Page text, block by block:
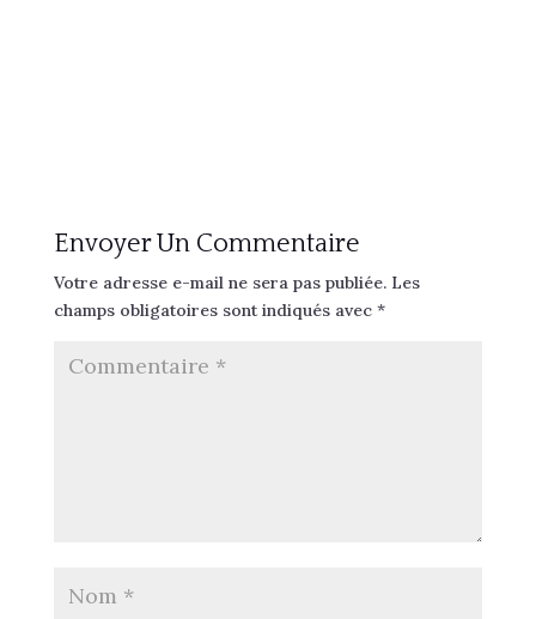
Envoyer Un Commentaire
Votre adresse e-mail ne sera pas publiée. Les
champs obligatoires sont indiqués avec *